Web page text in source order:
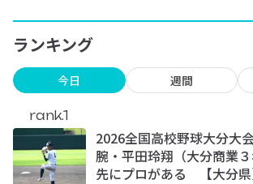
ランキング
今日 週間
rank.1
2026全国高校野球大分大
腕・平田玲翔（大分商業
先にプロがある 【大分県